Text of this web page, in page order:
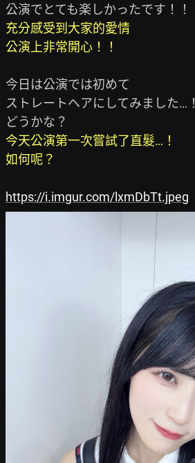
充分感受到大家的愛情
公演上非常開心！！
今日は公演では初めて
ストレートヘアにしてみました…！
今天公演第一次嘗試了直髮…！
如何呢？
https://i.imgur.com/lxmDbTt.jpeg